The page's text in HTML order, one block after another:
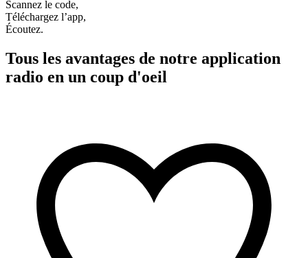
Scannez le code,
Téléchargez l’app,
Écoutez.
Tous les avantages de notre application
radio en un coup d'oeil